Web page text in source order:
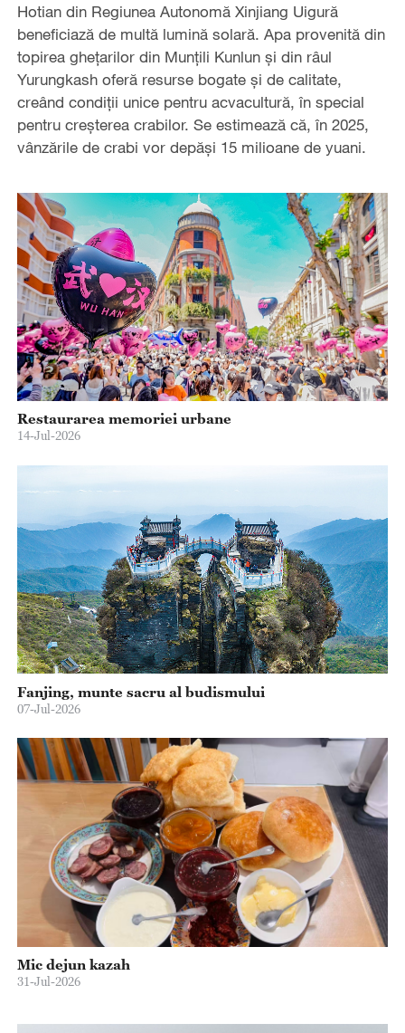
Hotian din Regiunea Autonomă Xinjiang Uigură
beneficiază de multă lumină solară. Apa provenită din
topirea ghețarilor din Munțili Kunlun și din râul
Yurungkash oferă resurse bogate și de calitate,
creând condiții unice pentru acvacultură, în special
pentru creșterea crabilor. Se estimează că, în 2025,
vânzările de crabi vor depăși 15 milioane de yuani.
Restaurarea memoriei urbane
14-Jul-2026
Fanjing, munte sacru al budismului
07-Jul-2026
Mic dejun kazah
31-Jul-2026